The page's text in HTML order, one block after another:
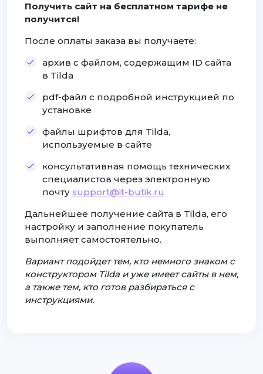
Получить сайт на бесплатном тарифе не
получится!
После оплаты заказа вы получаете:
архив с файлом, содержащим ID сайта
в Tilda
pdf-файл с подробной инструкцией по
установке
файлы шрифтов для Tilda,
используемые в сайте
консультативная помощь технических
специалистов через электронную
почту support@it-butik.ru
Дальнейшее получение сайта в Tilda, его
настройку и заполнение покупатель
выполняет самостоятельно.
Вариант подойдет тем, кто немного знаком с
конструктором Tilda и уже имеет сайты в нем,
а также тем, кто готов разбираться с
инструкциями.